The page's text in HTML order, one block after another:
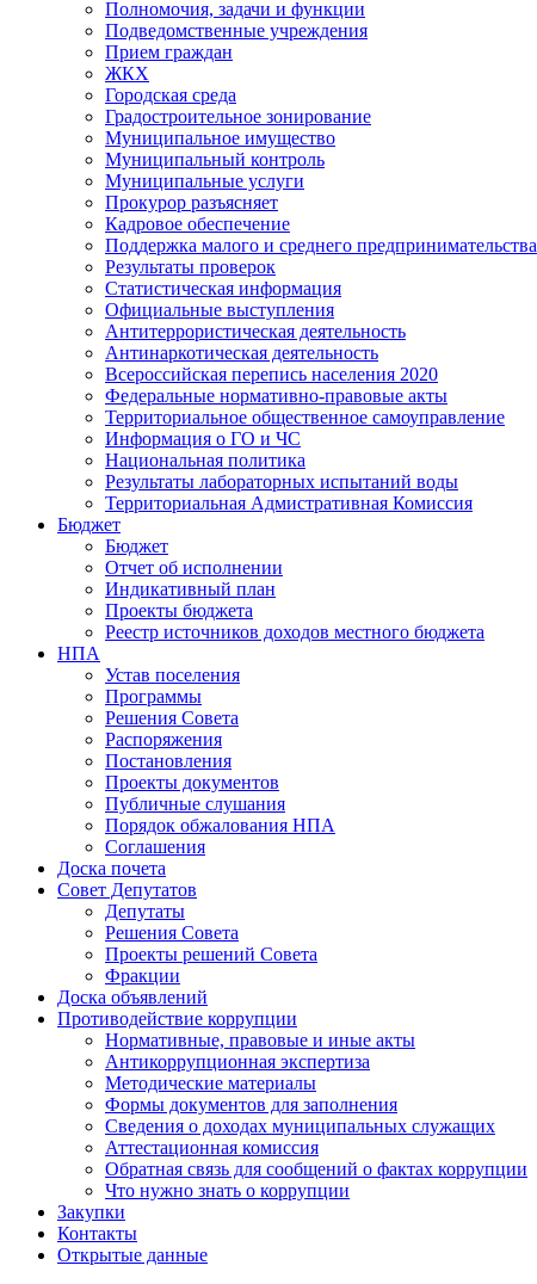
Полномочия, задачи и функции
Подведомственные учреждения
Прием граждан
ЖКХ
Городская среда
Градостроительное зонирование
Муниципальное имущество
Муниципальный контроль
Муниципальные услуги
Прокурор разъясняет
Кадровое обеспечение
Поддержка малого и среднего предпринимательства
Результаты проверок
Статистическая информация
Официальные выступления
Антитеррористическая деятельность
Антинаркотическая деятельность
Всероссийская перепись населения 2020
Федеральные нормативно-правовые акты
Территориальное общественное самоуправление
Информация о ГО и ЧС
Национальная политика
Результаты лабораторных испытаний воды
Территориальная Адмистративная Комиссия
Бюджет
Бюджет
Отчет об исполнении
Индикативный план
Проекты бюджета
Реестр источников доходов местного бюджета
НПА
Устав поселения
Программы
Решения Совета
Распоряжения
Постановления
Проекты документов
Публичные слушания
Порядок обжалования НПА
Соглашения
Доска почета
Совет Депутатов
Депутаты
Решения Совета
Проекты решений Совета
Фракции
Доска объявлений
Противодействие коррупции
Нормативные, правовые и иные акты
Антикоррупционная экспертиза
Методические материалы
Формы документов для заполнения
Сведения о доходах муниципальных служащих
Аттестационная комиссия
Обратная связь для сообщений о фактах коррупции
Что нужно знать о коррупции
Закупки
Контакты
Открытые данные